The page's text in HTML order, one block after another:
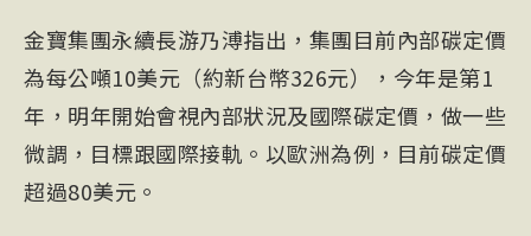
金寶集團永續長游乃溥指出，集團目前內部碳定價
為每公噸10美元（約新台幣326元），今年是第1
年，明年開始會視內部狀況及國際碳定價，做一些
微調，目標跟國際接軌。以歐洲為例，目前碳定價
超過80美元。